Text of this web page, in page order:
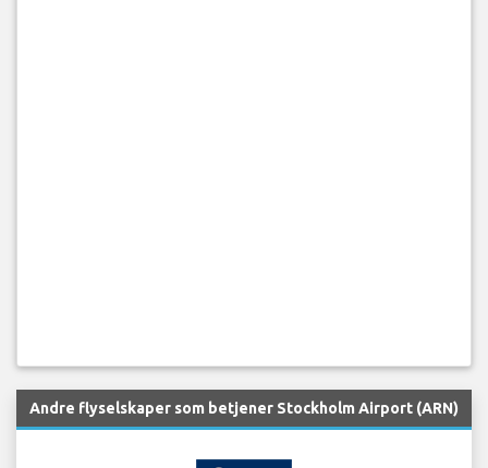
Andre flyselskaper som betjener Stockholm Airport (ARN)